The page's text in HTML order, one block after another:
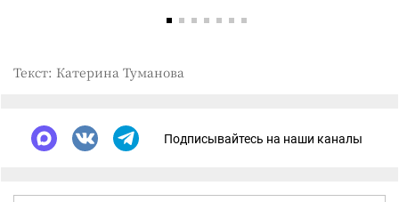
Текст: Катерина Туманова
Подписывайтесь на наши каналы